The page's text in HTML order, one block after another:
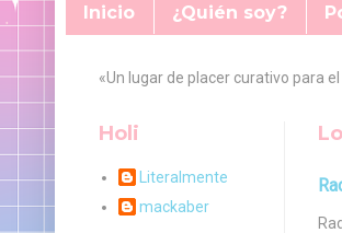
Inicio ¿Quién soy?
«Un lugar de placer curativo para
Holi
Literalmente
mackaber